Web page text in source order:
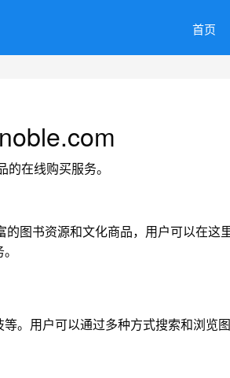
首页
在线购买服务。
图书资源和文化商品，用户可以在这
。用户可以通过多种方式搜索和浏览